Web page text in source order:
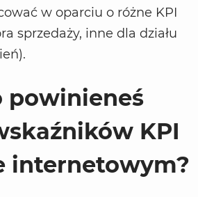
w oparciu o różne KPI
sprzedaży, inne dla działu
powinieneś
KPI
internetowym?